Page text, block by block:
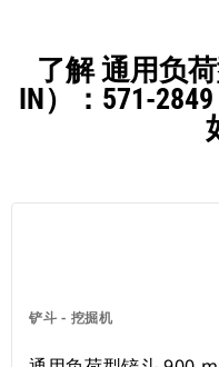
了解 通用负
IN）：571-
铲斗 - 挖掘机